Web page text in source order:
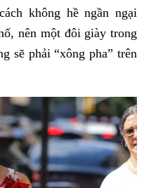
không hề ngần ngại
nên một đôi giày trong
sẽ phải “xông pha” trên